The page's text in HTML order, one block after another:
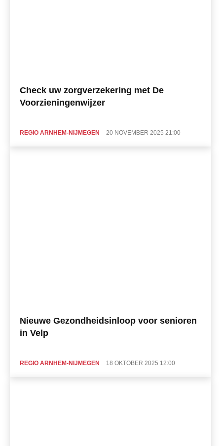
Check uw zorgverzekering met De
Voorzieningenwijzer
REGIO ARNHEM-NIJMEGEN 20 NOVEMBER 2025 21:00
Nieuwe Gezondheidsinloop voor senioren
in Velp
REGIO ARNHEM-NIJMEGEN 18 OKTOBER 2025 12:00